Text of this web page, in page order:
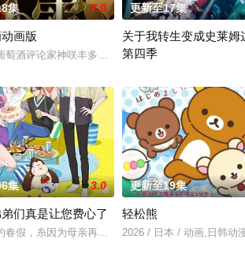
她是浪费生命、声称漫画都是虚构，在没
集 7.0
画版
萄酒评论家神咲丰多香去世以后，留下了价值20亿
更新至17集
关于我转生变成史莱姆
第四季
谋反而宣告灭亡。 失去了一切、被推入绝
幽灵的特殊体质，从旁协助知名灵能力者·神威除
集 3.0
们真是让您费心了
春假，糸因为母亲再婚而搬家。但让她没想到的是
更新至19集
轻松熊
2026 / 日本 / 动画,日韩动